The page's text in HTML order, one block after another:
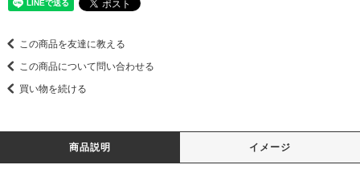
この商品を友達に教える
この商品について問い合わせる
買い物を続ける
商品説明 イメージ